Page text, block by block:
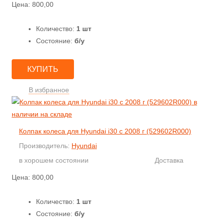
Цена: 800,00
Количество: 1 шт
Состояние: б/у
КУПИТЬ
В избранное
Колпак колеса для Hyundai i30 с 2008 г (529602R000)
Производитель: Hyundai
в хорошем состоянии
Доставка
Цена: 800,00
Количество: 1 шт
Состояние: б/у